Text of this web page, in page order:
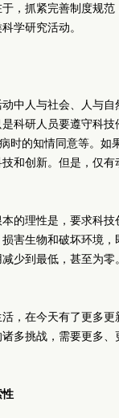
，抓紧完善制度规
学研究活动。
中人与社会、人与
科研人员要遵守科
时的知情同意等。如
和创新。但是，仅
的理性是，要求科
损害生物和破坏环境
少到最低，甚至为
，在今天有了更多
多挑战，需要更多
性